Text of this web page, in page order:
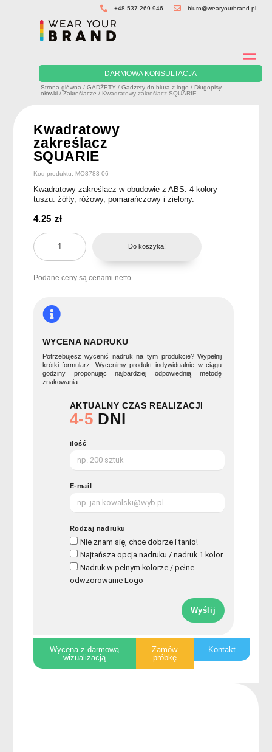
+48 537 269 946 biuro@wearyourbrand.pl
DARMOWA KONSULTACJA
Strona główna /GADŻETY /Gadżety do biura z logo / Długopisy,
ołówki /Zakreślacze / Kwadratowy zakreślacz SQUARIE
Kwadratowy
zakreślacz
SQUARIE
Kod produktu: MO8783-06
Kwadratowy zakreślacz w obudowie z ABS. 4 kolory
tuszu: żółty, różowy, pomarańczowy i zielony.
4.25 zł
ilość
Kwadratowy
zakreślacz
SQUARIE
Do koszyka!
Podane ceny są cenami netto.
WYCENA NADRUKU
Potrzebujesz wycenić nadruk na tym produkcie? Wypełnij
krótki formularz. Wycenimy produkt indywidualnie w ciągu
godziny proponując najbardziej odpowiednią metodę
znakowania.
AKTUALNY CZAS REALIZACJI
4-5 DNI
ilość
E-mail
Rodzaj nadruku
Nie znam się, chce dobrze i tanio!
Najtańsza opcja nadruku / nadruk 1 kolor
Nadruk w pełnym kolorze / pełne
odwzorowanie Logo
Wyślij
Wycena z darmową
wizualizacją
Zamów
próbkę
Kontakt